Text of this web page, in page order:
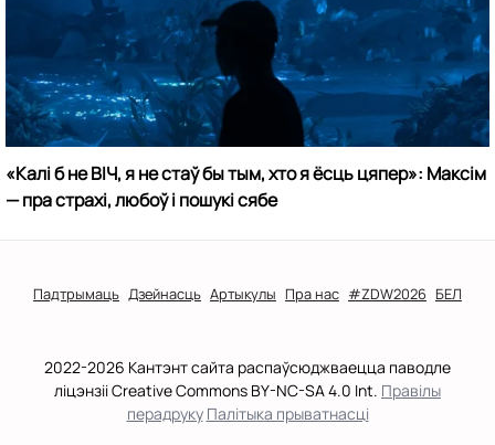
«Калі б не ВІЧ, я не стаў бы тым, хто я ёсць цяпер»: Максім
— пра страхі, любоў і пошукі сябе
Падтрымаць Дзейнасць Артыкулы Пра нас #ZDW2026 БЕЛ
2022-2026 Кантэнт сайта распаўсюджваецца паводле
ліцэнзіі Creative Commons BY-NC-SA 4.0 Int. Правілы
перадруку Палітыка прыватнасці